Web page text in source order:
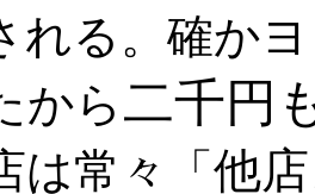
れる。確か
から二千円
は常々「 他